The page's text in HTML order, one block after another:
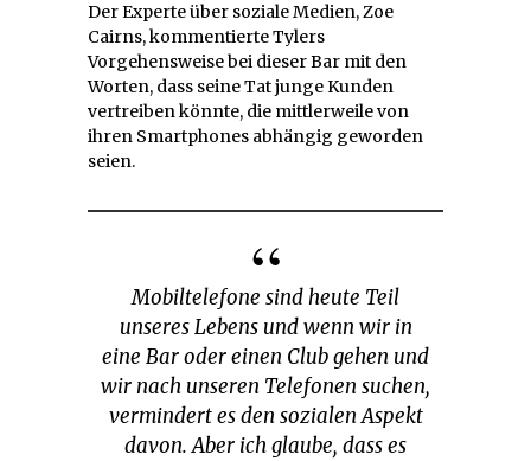
Der Experte über soziale Medien, Zoe
Cairns, kommentierte Tylers
Vorgehensweise bei dieser Bar mit den
Worten, dass seine Tat junge Kunden
vertreiben könnte, die mittlerweile von
ihren Smartphones abhängig geworden
seien.
Mobiltelefone sind heute Teil
unseres Lebens und wenn wir in
eine Bar oder einen Club gehen und
wir nach unseren Telefonen suchen,
vermindert es den sozialen Aspekt
davon. Aber ich glaube, dass es